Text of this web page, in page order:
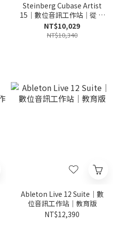
Steinberg Cubase Artist
15｜數位音訊工作站｜從 AI
升級版
NT$10,029
NT$10,340
Ableton Live 12 Suite｜數
位音訊工作站｜教育版
NT$12,390